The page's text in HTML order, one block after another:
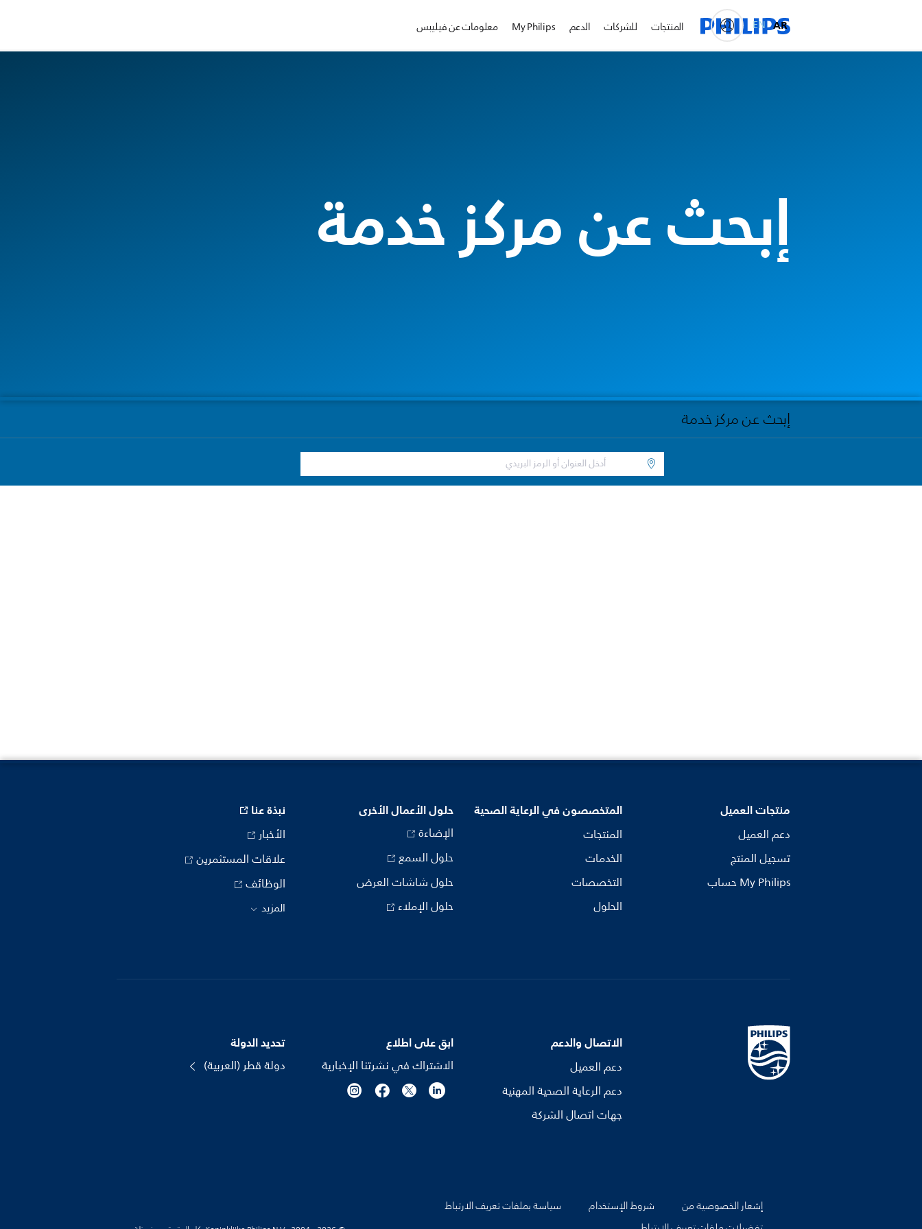
المنتجات للشركات الدعم My Philips معلومات عن فيليبس AR
EN
إبحث عن مركز خدمة
إبحث عن مركز خدمة
منتجات العميل
دعم العميل
تسجيل المنتج
My Philips حساب
المتخصصون في الرعاية الصحية
المنتجات
الخدمات
التخصصات
الحلول
حلول الأعمال الأخرى
الإضاءة
حلول السمع
حلول شاشات العرض
حلول الإملاء
نبذة عنا
الأخبار
علاقات المستثمرين
الوظائف
المزيد
الاتصال والدعم
دعم العميل
دعم الرعاية الصحية المهنية
جهات اتصال الشركة
ابق على اطلاع
الاشتراك في نشرتنا الإخبارية
تحديد الدولة
دولة قطر (العربية)
إشعار الخصوصية من شروط الإستخدام
سياسة بملفات تعريف الارتباط